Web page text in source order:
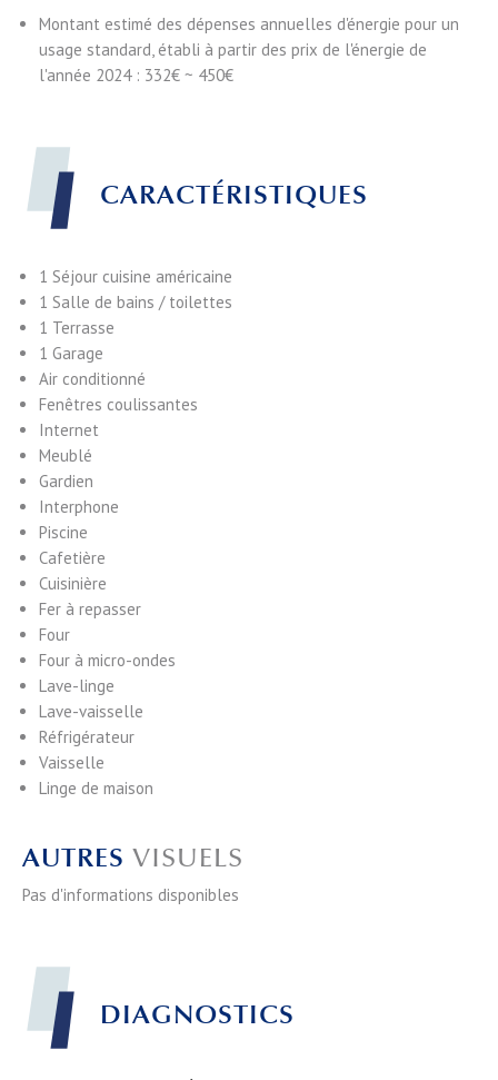
CARACTÉRISTIQUES
1 Séjour cuisine américaine
1 Salle de bains / toilettes
1 Terrasse
1 Garage
Air conditionné
Fenêtres coulissantes
Internet
Meublé
Gardien
Interphone
Piscine
Cafetière
Cuisinière
Fer à repasser
Four
Four à micro-ondes
Lave-linge
Lave-vaisselle
Réfrigérateur
Vaisselle
Linge de maison
Montant estimé des dépenses annuelles d'énergie pour un
usage standard, établi à partir des prix de l'énergie de
l'année 2024 : 332€ ~ 450€
AUTRES VISUELS
Pas d'informations disponibles
DIAGNOSTICS